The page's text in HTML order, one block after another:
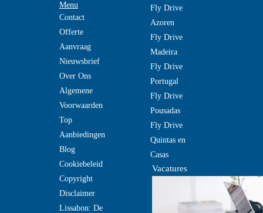
Menu
Contact
Offerte
Aanvraag
Nieuwsbrief
Over Ons
Algemene
Voorwaarden
Top
Aanbiedingen
Blog
Cookiebeleid
Copyright
Disclaimer
Lissabon: De
Fly Drive
Azoren
Fly Drive
Madeira
Fly Drive
Portugal
Fly Drive
Pousadas
Fly Drive
Quintas en
Casas
Vacatures